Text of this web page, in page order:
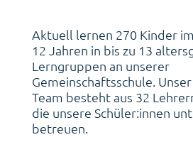
Aktuell lernen 270 Kinder
12 Jahren in bis zu 13
Lerngruppen an unserer
Gemeinschaftsschule.
Team besteht aus 32
die unsere Schüler:innen
betreuen.